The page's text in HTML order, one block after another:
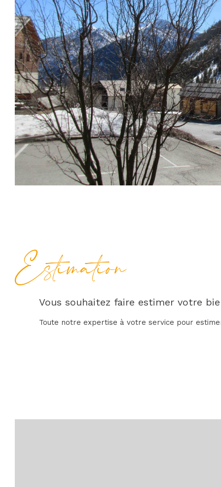
Estimation
Vous souhaitez faire estimer votre
Toute notre expertise à votre service pour